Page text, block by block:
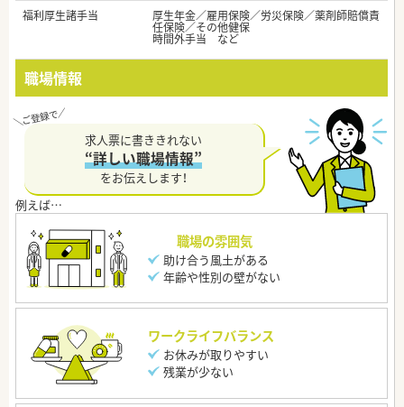
福利厚生諸手当
厚生年金／雇用保険／労災保険／薬剤師賠償責
任保険／その他健保
時間外手当 など
職場情報
求人票に書ききれない
“詳しい職場情報”
をお伝えします！
職場の雰囲気
助け合う風土がある
年齢や性別の壁がない
ワークライフバランス
お休みが取りやすい
残業が少ない